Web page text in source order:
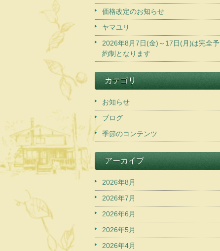
価格改定のお知らせ
ヤマユリ
2026年8月7日(金)～17日(月)は完全予
約制となります
カテゴリ
お知らせ
ブログ
季節のコンテンツ
アーカイブ
2026年8月
2026年7月
2026年6月
2026年5月
2026年4月